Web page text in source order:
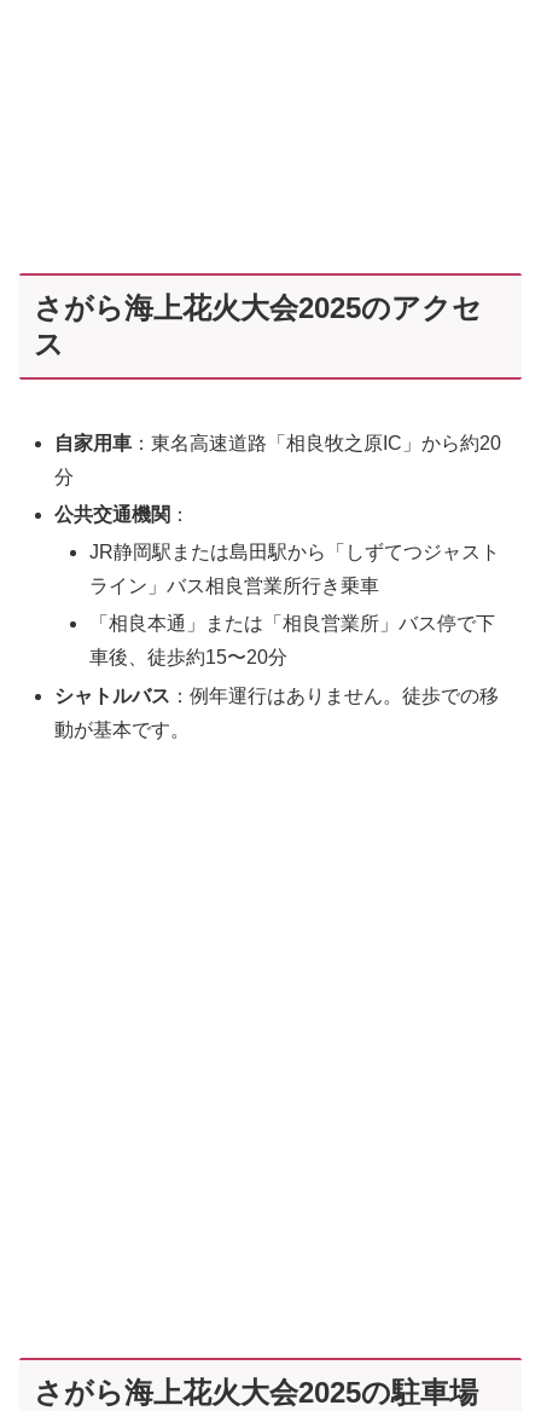
さがら海上花火大会2025のアクセ
ス
自家用車 ：東名高速道路「相良牧之原IC」から約20
分
公共交通機関 ：
JR静岡駅または島田駅から「しずてつジャスト
ライン」バス相良営業所行き乗車
「相良本通」または「相良営業所」バス停で下
車後、徒歩約15〜20分
シャトルバス ：例年運行はありません。徒歩での移
動が基本です。
さがら海上花火大会2025の駐車場